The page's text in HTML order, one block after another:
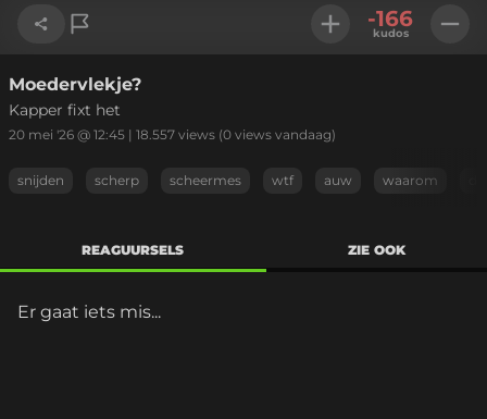
Link kopiëren
-166
kudos
Moedervlekje?
Kapper fixt het
20 mei '26 @ 12:45 | 18.557 views (0 views vandaag)
snijden scherp scheermes wtf auw waarom
REAGUURSELS ZIE OOK
Er gaat iets mis...